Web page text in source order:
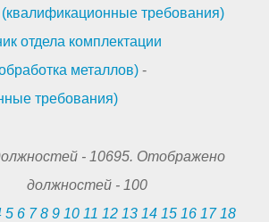
(квалификационные требования)
отдела комплектации
металлов) -
требования)
- 10695. Отображено
должностей - 100
5 6 7 8 9 10 11 12 13 14 15 16 17 18